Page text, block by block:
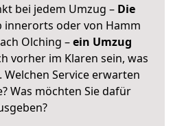
bei jedem Umzug – Die
innerorts oder von Hamm
Olching –ein Umzug
vorher im Klaren sein, was
Service erwarten
Was möchten Sie dafür